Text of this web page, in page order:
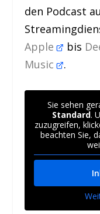
den Podcast
Apple
bis
Music .
Sie sehen
Standard.
zuzugreifen,
beachten Sie,